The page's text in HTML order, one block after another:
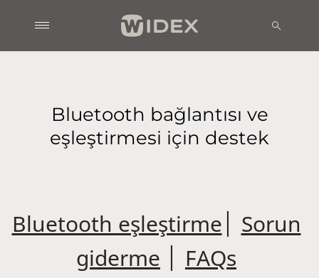
Bluetooth bağlantısı ve
eşleştirmesi için destek
Bluetooth eşleştirme
Sorun
giderme
FAQs